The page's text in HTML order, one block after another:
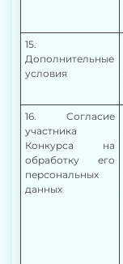
15.
Дополнительные
условия
16. Согласие
участника
Конкурса на
обработку его
персональных
данных